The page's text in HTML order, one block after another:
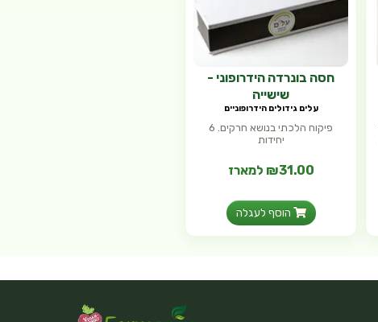
חסה בונרדה הידרופוני -
שישייה
עלים גידולים הידרופוניים
פיקוח הלכתי בנושא חרקים. 6
יחידות
₪31.00 למארז
הוסף לעגלה